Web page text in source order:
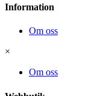
Information
Om oss
×
Om oss